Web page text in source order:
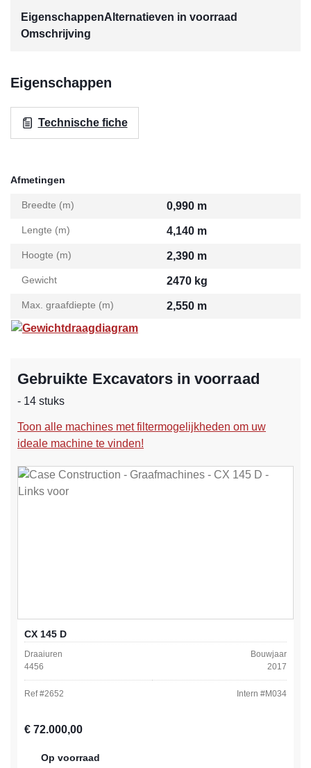
EigenschappenAlternatieven in voorraad
Omschrijving
Eigenschappen
Technische fiche
Afmetingen
Breedte (m) 0,990 m
Lengte (m) 4,140 m
Hoogte (m) 2,390 m
Gewicht 2470 kg
Max. graafdiepte (m)
2,550 m
Gewichtdraagdiagram
Gebruikte Excavators in voorraad
- 14 stuks
Toon alle machines met filtermogelijkheden om uw
ideale machine te vinden!
CX 145 D
Draaiuren
4456
Bouwjaar
2017
Ref #2652 Intern #M034
Normale prijs:
€ 72.000,00
Op voorraad